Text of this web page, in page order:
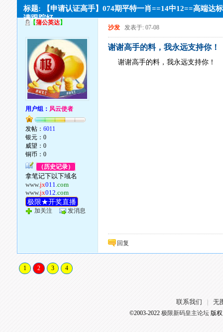
标题: 【申请认证高手】074期平特一肖==14中12==高端达
请跟踪好
【蒲公英达】
用户组： 风云使者
发帖：6011
银元：0
威望：0
铜币：0
（历史记录）
拿笔记下以下域名
www.jx011.com
www.jx012.com
极限★开奖直播
加关注 发消息
沙发 发表于: 07-08
谢谢高手的料，我永远支持你！
谢谢高手的料，我永远支持你！
回复
1 2 3 4
联系我们 无
©2003-2022 极限新码皇主论坛版权